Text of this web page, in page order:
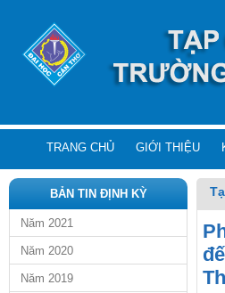
TRANG CHỦ GIỚI THIỆU
BẢN TIN ĐỊNH KỲ
Năm 2021
Năm 2020
Năm 2019